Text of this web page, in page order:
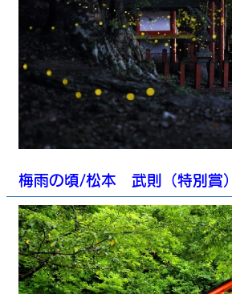
梅雨の頃/松本 武則（特別賞）